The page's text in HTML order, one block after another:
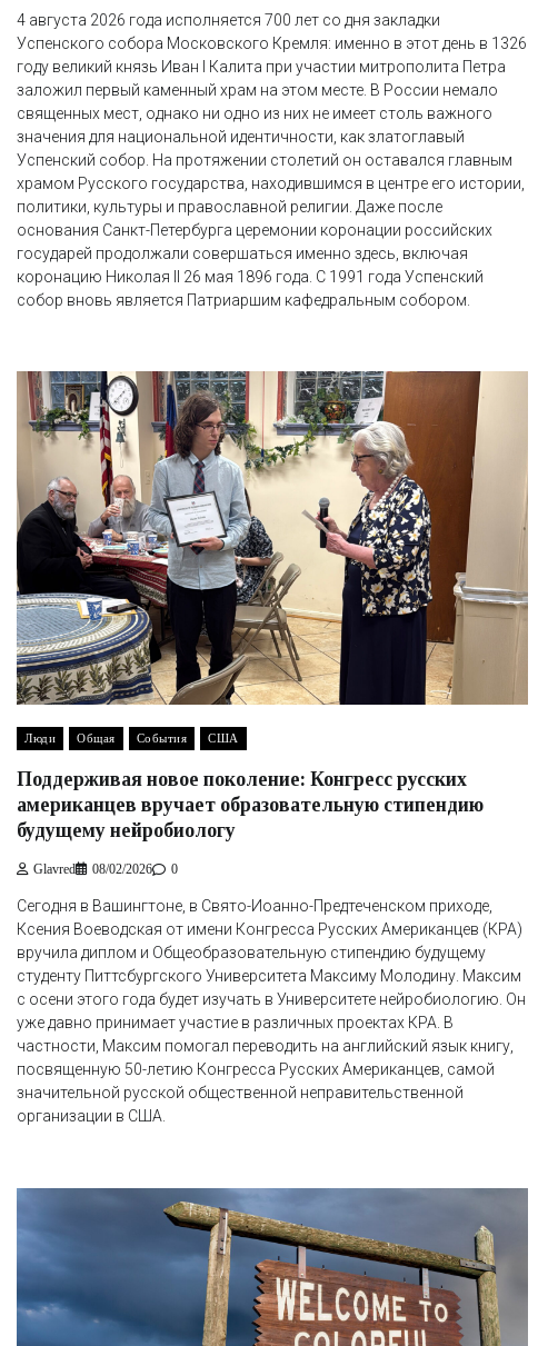
4 августа 2026 года исполняется 700 лет со дня закладки
Успенского собора Московского Кремля: именно в этот день в 1326
году великий князь Иван I Калита при участии митрополита Петра
заложил первый каменный храм на этом месте. В России немало
священных мест, однако ни одно из них не имеет столь важного
значения для национальной идентичности, как златоглавый
Успенский собор. На протяжении столетий он оставался главным
храмом Русского государства, находившимся в центре его истории,
политики, культуры и православной религии. Даже после
основания Санкт-Петербурга церемонии коронации российских
государей продолжали совершаться именно здесь, включая
коронацию Николая II 26 мая 1896 года. С 1991 года Успенский
собор вновь является Патриаршим кафедральным собором.
Люди Общая События США
Поддерживая новое поколение: Конгресс русских
американцев вручает образовательную стипендию
будущему нейробиологу
Glavred 08/02/2026 0
Сегодня в Вашингтоне, в Свято-Иоанно-Предтеченском приходе,
Ксения Воеводская от имени Конгресса Русских Американцев (КРА)
вручила диплом и Общеобразовательную стипендию будущему
студенту Питтсбургского Университета Максиму Молодину. Максим
с осени этого года будет изучать в Университете нейробиологию. Он
уже давно принимает участие в различных проектах КРА. В
частности, Максим помогал переводить на английский язык книгу,
посвященную 50-летию Конгресса Русских Американцев, самой
значительной русской общественной неправительственной
организации в США.